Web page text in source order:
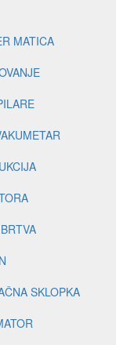
MATICA
SKLOPKA